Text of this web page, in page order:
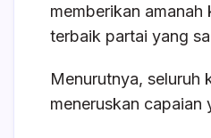
memberikan
terbaik partai yang
Menurutnya, seluruh
meneruskan capaian